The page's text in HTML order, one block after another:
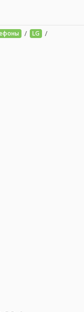
/ LG /